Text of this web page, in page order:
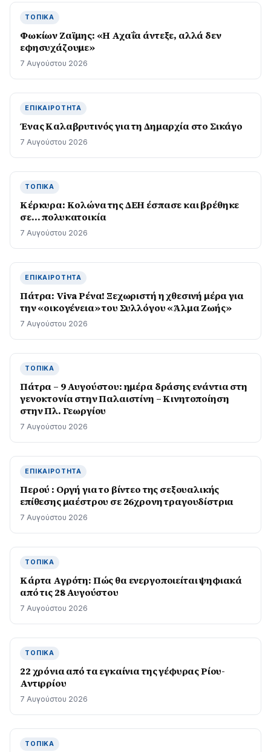
ΤΟΠΙΚΆ
Φωκίων Ζαϊμης: «Η Αχαΐα άντεξε, αλλά δεν
εφησυχάζουµε»
7 Αυγούστου 2026
ΕΠΙΚΑΙΡΌΤΗΤΑ
Ένας Καλαβρυτινός για τη Δημαρχία στο Σικάγο
7 Αυγούστου 2026
ΤΟΠΙΚΆ
Κέρκυρα: Κολώνα της ΔΕΗ έσπασε και βρέθηκε
σε… πολυκατοικία
7 Αυγούστου 2026
ΕΠΙΚΑΙΡΌΤΗΤΑ
Πάτρα: Viva Ρένα! Ξεχωριστή η χθεσινή μέρα για
την «οικογένεια» του Συλλόγου «Άλμα Ζωής»
7 Αυγούστου 2026
ΤΟΠΙΚΆ
Πάτρα – 9 Αυγούστου: ημέρα δράσης ενάντια στη
γενοκτονία στην Παλαιστίνη – Κινητοποίηση
στην Πλ. Γεωργίου
7 Αυγούστου 2026
ΕΠΙΚΑΙΡΌΤΗΤΑ
Περού : Οργή για το βίντεο της σεξουαλικής
επίθεσης μαέστρου σε 26χρονη τραγουδίστρια
7 Αυγούστου 2026
ΤΟΠΙΚΆ
Κάρτα Αγρότη: Πώς θα ενεργοποιείται ψηφιακά
από τις 28 Αυγούστου
7 Αυγούστου 2026
ΤΟΠΙΚΆ
22 χρόνια από τα εγκαίνια της γέφυρας Ρίου-
Αντιρρίου
7 Αυγούστου 2026
ΤΟΠΙΚΆ